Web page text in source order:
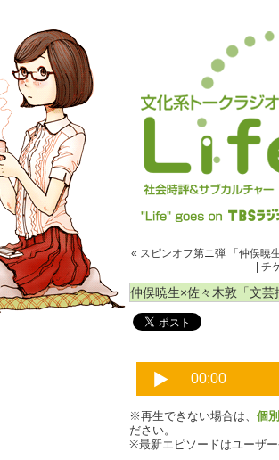
« スピンオフ第ニ弾 「仲俣暁
チ
仲俣暁生×佐々木敦「文
※再生できない場合は、 個
ださい。
※最新エピソードはユーザ